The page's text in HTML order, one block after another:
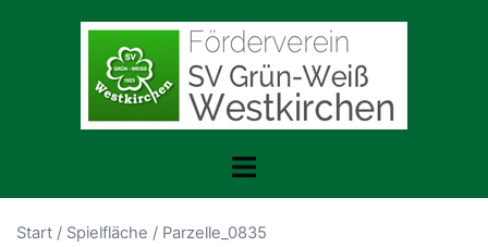
Menü
Start / Spielfläche / Parzelle_0835